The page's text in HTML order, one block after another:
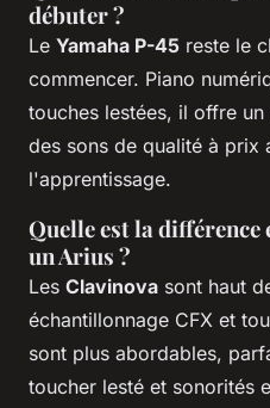
débuter ?
Le Yamaha P-45 reste le
commencer. Piano
touches lestées, il offre
des sons de qualité à prix
l'apprentissage.
Quelle est la
un Arius ?
Les Clavinova sont haut
échantillonnage CFX et
sont plus abordables,
toucher lesté et sonorités